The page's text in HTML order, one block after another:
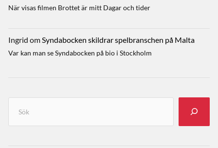
När visas filmen Brottet är mitt Dagar och tider
Ingrid omSyndabocken skildrar spelbranschen på Malta
Var kan man se Syndabocken på bio i Stockholm